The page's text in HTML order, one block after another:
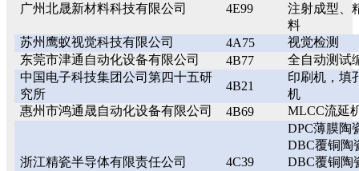
广州北晟新材料科技有限公司 4E99
注射成型、
料
苏州鹰蚁视觉科技有限公司
4A75
视觉检测
东莞市津通自动化设备有限公司
4B77
全自动测试
中国电子科技集团公司第四十五研
究所
4B21
印刷机，填
机
惠州市鸿通晟自动化设备有限公司
4B69 MLCC流延
浙江精瓷半导体有限责任公司 4C39
DPC薄膜陶
DBC覆铜陶
DBC覆铜陶